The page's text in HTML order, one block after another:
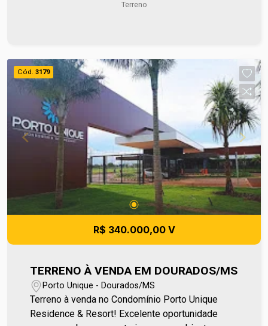
proporciona mais segurança e facilita o início da
oportunidade para construir a casa ideal em um
bairro residencial bem localizado e em constante
valorização. Para mais informações entre em
contato e agende sua visita no número (67) 2108-
2121 ou fale diretamente com nosso Plantão de
Vendas pelo número 67 99255-6175.
Terreno
Cód. 3179
R$ 340.000,00 V
TERRENO À VENDA EM DOURADOS/MS
Porto Unique - Dourados/MS
Terreno à venda no Condomínio Porto Unique
Residence & Resort! Excelente oportunidade